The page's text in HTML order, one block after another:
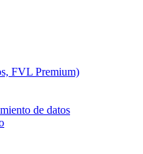
FVL Premium)
de datos